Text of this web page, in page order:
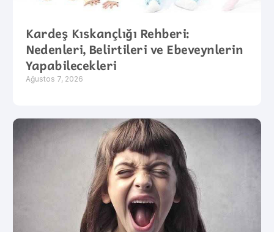
Kardeş Kıskançlığı Rehberi:
Nedenleri, Belirtileri ve Ebeveynlerin
Yapabilecekleri
Ağustos 7, 2026